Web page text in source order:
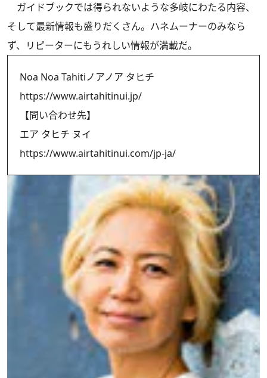
ガイドブックでは得られないような多岐にわたる内容、
そして最新情報も盛りだくさん。ハネムーナーのみなら
ず、リピーターにもうれしい情報が満載だ。
Noa Noa Tahitiノアノア タヒチ
https://www.airtahitinui.jp/
【問い合わせ先】
エア タヒチ ヌイ
https://www.airtahitinui.com/jp-ja/